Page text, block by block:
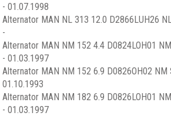
- 01.07.1998
Alternator MAN NL 313 12.0 D2866LUH26
-
Alternator MAN NM 152 4.4 D0824LOH01
- 01.03.1997
Alternator MAN NM 152 6.9 D0826OH02 NM
01.10.1993
Alternator MAN NM 182 6.9 D0826LOH01
- 01.03.1997